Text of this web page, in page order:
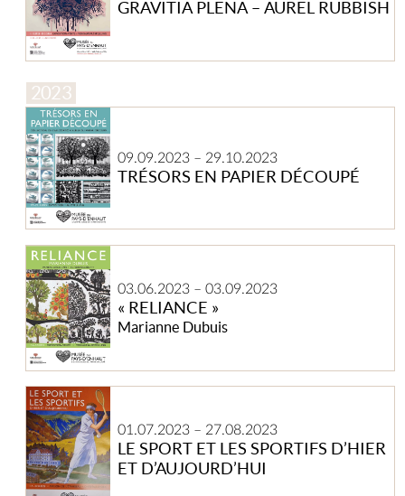
GRAVITIA PLENA – AUREL RUBBISH
RUBBISH
TRÉSORS EN PAPIER DÉCOUPÉ
09.09.2023 – 29.10.2023
TRÉSORS
EN
PAPIER
DÉCOUPÉ
« RELIANCE »
Marianne Dubuis
03.06.2023 –03.09.2023
« Reliance »
LE SPORT ET LES SPORTIFS D’HIER
ET D’AUJOURD’HUI
01.07.2023 – 27.08.2023
LE
SPORT
ET
LES
SPORTIFS
D’HIER